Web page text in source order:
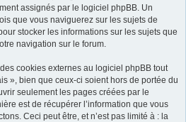
assignés par le logiciel phpBB. Un
que vous naviguerez sur les sujets de
stocker les informations sur les sujets que
navigation sur le forum.
cookies externes au logiciel phpBB tout
», bien que ceux-ci soient hors de portée du
seulement les pages créées par le
est de récupérer l’information que vous
Ceci peut être, et n’est pas limité à : la